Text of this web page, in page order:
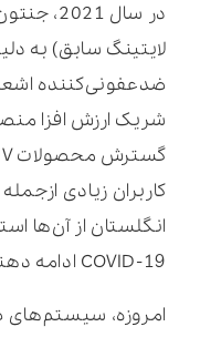
لایتینگ سابق) به
ضدعفونی‌کننده
شریک ارزش افزا
کاربران زیادی
انگلستان از آن‌ها
COVID-19 ادامه دهند.
امروزه،